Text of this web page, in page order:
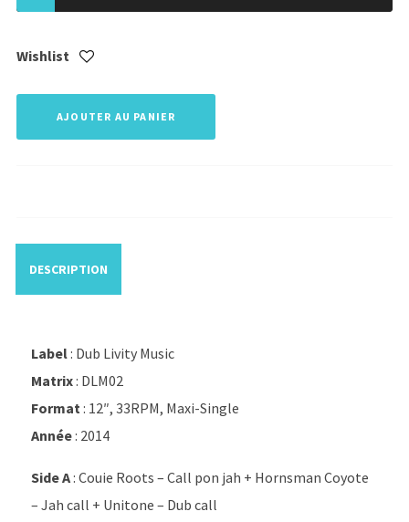
audio
Wishlist
AJOUTER AU PANIER
DESCRIPTION
Label: Dub Livity Music
Matrix: DLM02
Format: 12″, 33RPM, Maxi-Single
Année: 2014
Side A: Couie Roots – Call pon jah + Hornsman Coyote
– Jah call + Unitone – Dub call